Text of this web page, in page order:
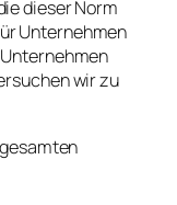
dieser Norm
Unternehmen
wir zu